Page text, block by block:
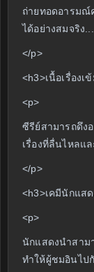
ถ่ายทอดอารมณ์
ได้อย่างสมจริง...
</p>
<h3>เนื้อเรื่อง
<p>
ซีรีย์สามารถดึง
เรื่องที่ลื่นไหลแ
</p>
<h3>เคมีนักแส
<p>
นักแสดงนำสาม
ทำให้ผู้ชมอินไป